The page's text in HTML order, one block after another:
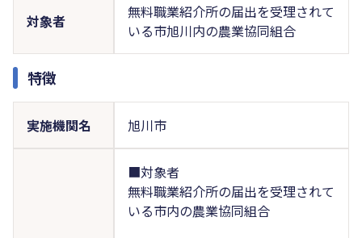
対象者
無料職業紹介所の届出を受理されて
いる市旭川内の農業協同組合
特徴
実施機関名 旭川市
■対象者
無料職業紹介所の届出を受理されて
いる市内の農業協同組合